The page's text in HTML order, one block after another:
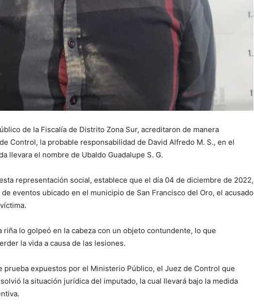
de la Fiscalía de Distrito Zona Sur, acreditaron de manera
Control, la probable responsabilidad de David Alfredo M. S., en el
llevara el nombre de Ubaldo Guadalupe S. G.
representación social, establece que el día 04 de diciembre de 2022,
eventos ubicado en el municipio de San Francisco del Oro, el acusado
riña lo golpeó en la cabeza con un objeto contundente, lo que
la vida a causa de las lesiones.
prueba expuestos por el Ministerio Público, el Juez de Control que
la situación jurídica del imputado, la cual llevará bajo la medida